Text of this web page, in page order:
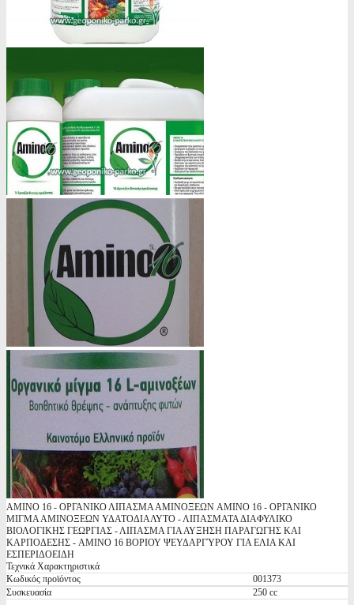
AMINO 16 - ΟΡΓΑΝΙΚΟ ΛΙΠΑΣΜΑ ΑΜΙΝΟΞΕΩΝ AMINO 16 - ΟΡΓΑΝΙΚΟ
ΜΙΓΜΑ ΑΜΙΝΟΞΕΩΝ ΥΔΑΤΟΔΙΑΛΥΤΟ - ΛΙΠΑΣΜΑΤΑ ΔΙΑΦΥΛΙΚΟ
ΒΙΟΛΟΓΙΚΗΣ ΓΕΩΡΓΙΑΣ - ΛΙΠΑΣΜΑ ΓΙΑ ΑΥΞΗΣΗ ΠΑΡΑΓΩΓΗΣ ΚΑΙ
ΚΑΡΠΟΔΕΣΗΣ - AMINO 16 ΒΟΡΙΟΥ ΨΕΥΔΑΡΓΎΡΟΥ ΓΙΑ ΕΛΙΑ ΚΑΙ
ΕΣΠΕΡΙΔΟΕΙΔΗ
Τεχνικά Χαρακτηριστικά
Κωδικός προϊόντος
001373
Συσκευασία
250 cc